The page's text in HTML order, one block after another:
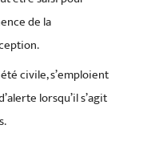
de la
civile, s’emploient
lorsqu’il s’agit